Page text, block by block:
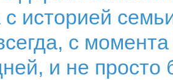
с историей
с
и не